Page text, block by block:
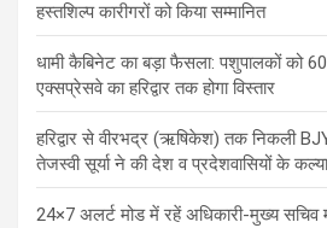
हस्तशिल्प कारीगरों को किया सम्मानित
​धामी कैबिनेट का बड़ा फैसला: पशुपालकों को
एक्सप्रेसवे का हरिद्वार तक होगा विस्तार
​हरिद्वार से वीरभद्र (ऋषिकेश) तक निकली
तेजस्वी सूर्या ने की देश व प्रदेशवासियों के
24×7 अलर्ट मोड में रहें अधिकारी-मुख्य